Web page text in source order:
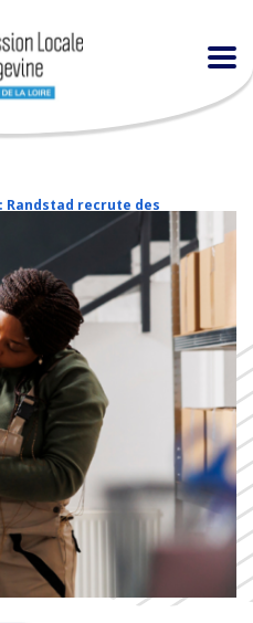
Randstad recrute des